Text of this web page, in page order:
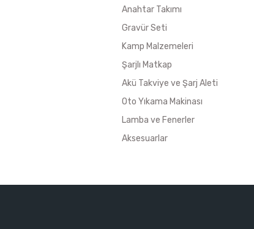
Anahtar Takımı
Gravür Seti
Kamp Malzemeleri
Şarjlı Matkap
Akü Takviye ve Şarj Aleti
Oto Yıkama Makinası
Lamba ve Fenerler
Aksesuarlar